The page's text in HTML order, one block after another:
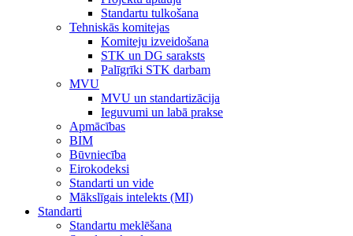
Standartu tulkošana
Tehniskās komitejas
Komiteju izveidošana
STK un DG saraksts
Palīgrīki STK darbam
MVU
MVU un standartizācija
Ieguvumi un labā prakse
Apmācības
BIM
Būvniecība
Eirokodeksi
Standarti un vide
Mākslīgais intelekts (MI)
Standarti
Standartu meklēšana